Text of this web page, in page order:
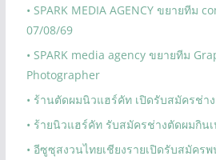
• SPARK MEDIA AGENCY ขยายทีม
07/08/69
• SPARK media agency ขยายทีม
Photographer
• ร้านตัดผมนิวแฮร์คัท เปิดรับสมัครช่า
• ร้ายนิวแฮร์คัท รับสมัครช่างตัดผมกิน
• อีซูซุสงวนไทยเชียงรายเปิดรับสมัคร